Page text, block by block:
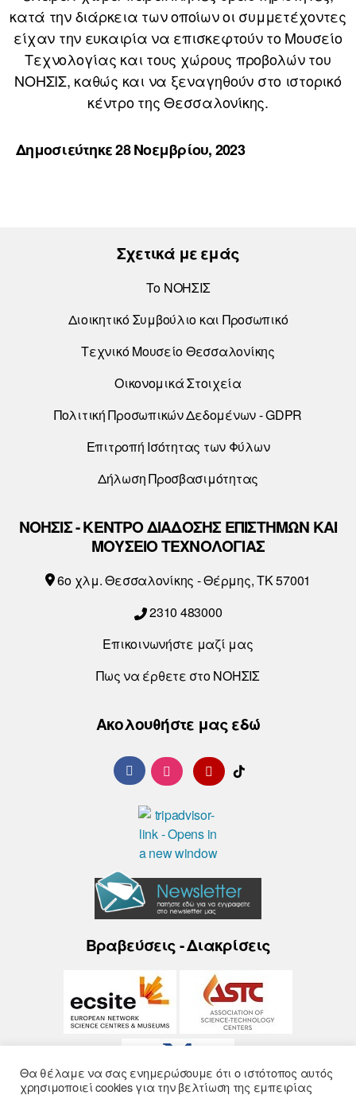
κατά την διάρκεια των οποίων οι συμμετέχοντες
είχαν την ευκαιρία να επισκεφτούν το Μουσείο
Τεχνολογίας και τους χώρους προβολών του
ΝΟΗΣΙΣ, καθώς και να ξεναγηθούν στο ιστορικό
κέντρο της Θεσσαλονίκης.
Δημοσιεύτηκε 28 Νοεμβρίου, 2023
Σχετικά με εμάς
Το ΝΟΗΣΙΣ
Διοικητικό Συμβούλιο και Προσωπικό
Τεχνικό Μουσείο Θεσσαλονίκης
Οικονομικά Στοιχεία
Πολιτική Προσωπικών Δεδομένων - GDPR
Επιτροπή Ισότητας των Φύλων
Δήλωση Προσβασιμότητας
ΝΟΗΣΙΣ - ΚΕΝΤΡΟ ΔΙΑΔΟΣΗΣ ΕΠΙΣΤΗΜΩΝ ΚΑΙ
ΜΟΥΣΕΙΟ ΤΕΧΝΟΛΟΓΙΑΣ
6o χλμ. Θεσσαλονίκης - Θέρμης, ΤΚ 57001
2310 483000
Επικοινωνήστε μαζί μας
Πως να έρθετε στο ΝΟΗΣΙΣ
Ακολουθήστε μας εδώ
Βραβεύσεις - Διακρίσεις
Θα θέλαμε να σας ενημερώσουμε ότι ο ιστότοπος αυτός
χρησιμοποιεί cookies για την βελτίωση της εμπειρίας